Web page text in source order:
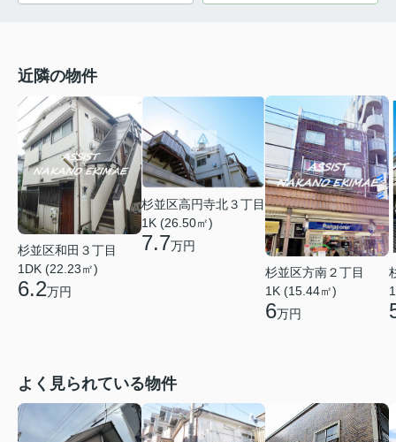
近隣の物件
杉並区和田３丁目
1DK (22.23㎡)
6.2万円
杉並区高円寺北３丁目
1K (26.50㎡)
7.7万円
杉並区方南２丁目
1K (15.44㎡)
6万円
よく見られている物件